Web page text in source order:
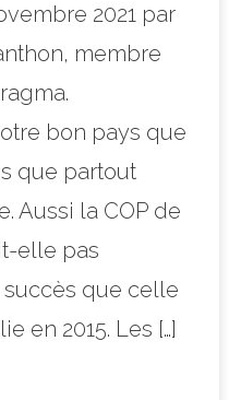
2021 par
membre
bon pays que
que partout
Aussi la COP de
elle pas
que celle
en 2015. Les […]